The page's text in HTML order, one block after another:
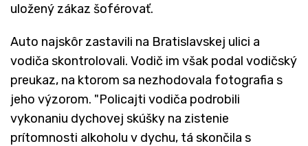
uložený zákaz šoférovať.
Auto najskôr zastavili na Bratislavskej ulici a
vodiča skontrolovali. Vodič im však podal vodičský
preukaz, na ktorom sa nezhodovala fotografia s
jeho výzorom. "Policajti vodiča podrobili
vykonaniu dychovej skúšky na zistenie
prítomnosti alkoholu v dychu, tá skončila s